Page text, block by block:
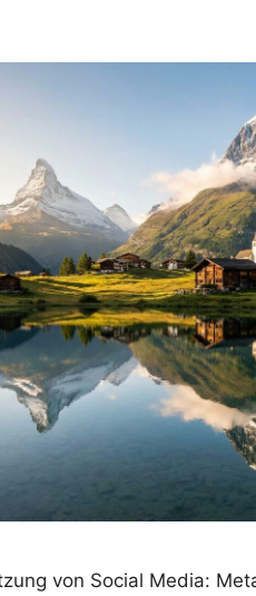
von Social Media: